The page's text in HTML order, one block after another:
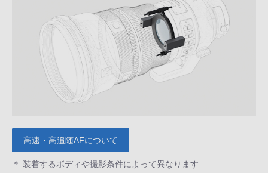
高速・高追随AFについて
＊ 装着するボディや撮影条件によって異なります